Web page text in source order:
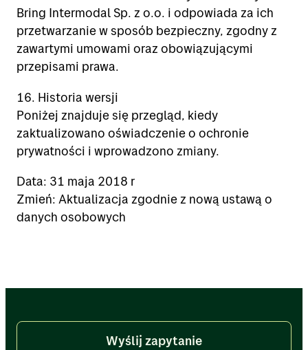
Bring Intermodal Sp. z o.o. i odpowiada za ich
przetwarzanie w sposób bezpieczny, zgodny z
zawartymi umowami oraz obowiązującymi
przepisami prawa.
16. Historia wersji
Poniżej znajduje się przegląd, kiedy
zaktualizowano oświadczenie o ochronie
prywatności i wprowadzono zmiany.
Data: 31 maja 2018 r
Zmień: Aktualizacja zgodnie z nową ustawą o
danych osobowych
Wyślij zapytanie